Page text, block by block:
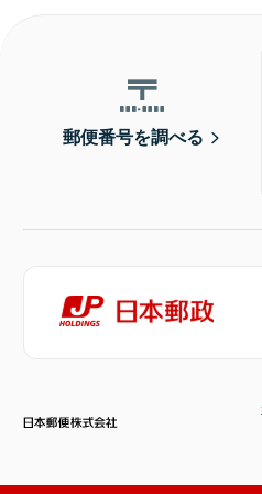
郵便番号を調べる